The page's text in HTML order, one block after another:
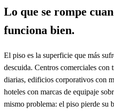
Lo que se rompe
funciona bien.
El piso es la superficie que más
descuida. Centros comerciales con
diarias, edificios corporativos con
hoteles con marcas de equipaje
mismo problema: el piso pierde su